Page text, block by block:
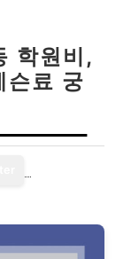
학원비,
슨료 궁